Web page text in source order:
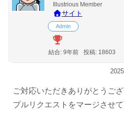
Illustrious Member
サイト
Admin
結合: 9年前 投稿: 18603
ご対応いただきありがとうござ
プルリクエストをマージさせて